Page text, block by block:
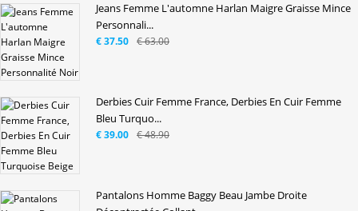
Jeans Femme L'automne Harlan Maigre Graisse Mince
Personnali...
€ 63.00
€ 37.50
Derbies Cuir Femme France, Derbies En Cuir Femme
Bleu Turquo...
€ 48.90
€ 39.00
Pantalons Homme Baggy Beau Jambe Droite